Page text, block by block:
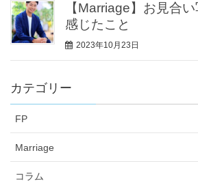
【Marriage】お見合
感じたこと
2023年10月23日
カテゴリー
FP
Marriage
コラム